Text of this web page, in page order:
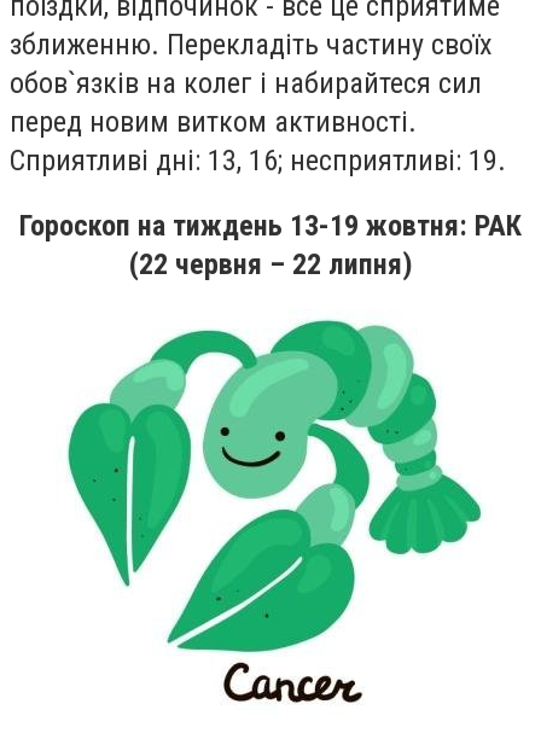
зближенню. Перекладiть частину своїх
обов`язкiв на колег i набирайтеся сил
перед новим витком активностi.
Сприятливi днi: 13, 16; несприятливi: 19.
Гороскоп на тиждень 13-19 жовтня: РАК
(22 червня – 22 липня)